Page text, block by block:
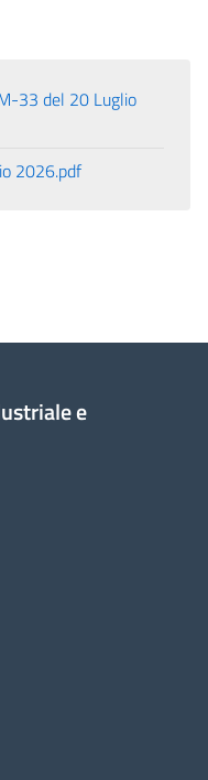
33 del 20 Luglio
2026.pdf
e